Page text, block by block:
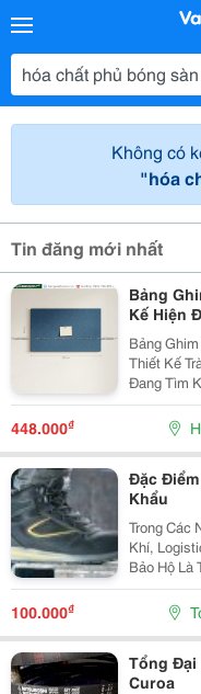
Không có
"hóa
Tin đăng mới nhất
Bảng
Kế Hiện
Bảng
Thiết Kế
Đang Tìm
Chú Công
Cho
Không...
448.000₫
Đặc
Khẩu
Trong Các
Khí,
Bảo Hộ Là
Động
Làm
100.000₫
Tổng Đại
Curoa